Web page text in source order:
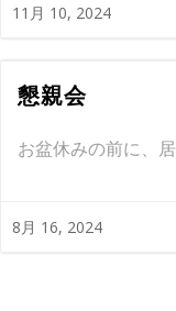
11月 10, 2024
懇親会
お盆休みの前に、
8月 16, 2024